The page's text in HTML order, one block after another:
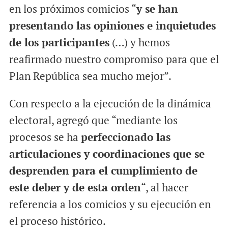
en los próximos comicios “y se han
presentando las opiniones e inquietudes
de los participantes(…) y hemos
reafirmado nuestro compromiso para que el
Plan República sea mucho mejor”.
Con respecto a la ejecución de la dinámica
electoral, agregó que “mediante los
procesos se ha perfeccionado las
articulaciones y coordinaciones que se
desprenden para el cumplimiento de
este deber y de esta orden“, al hacer
referencia a los comicios y su ejecución en
el proceso histórico.